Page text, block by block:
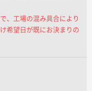
、工場の混み具合により
希望日が既にお決まりの